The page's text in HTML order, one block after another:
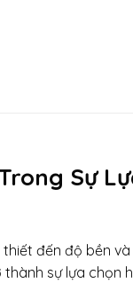
Sự
đến độ bền
sự lựa chọn